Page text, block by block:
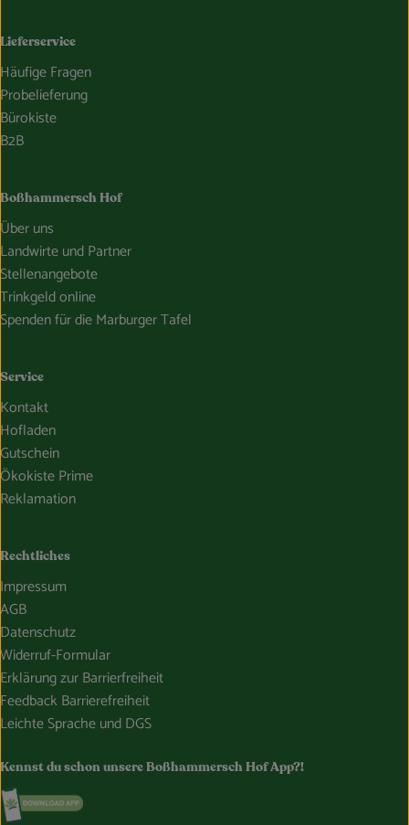
Lieferservice
Häufige Fragen
Probelieferung
Bürokiste
B2B
Boßhammersch Hof
Über uns
Landwirte und Partner
Stellenangebote
Trinkgeld online
Spenden für die Marburger Tafel
Service
Kontakt
Hofladen
Gutschein
Ökokiste Prime
Reklamation
Rechtliches
Impressum
AGB
Datenschutz
Widerruf-Formular
Erklärung zur Barrierfreiheit
Feedback Barrierefreiheit
Leichte Sprache und DGS
Kennst du schon unsere Boßhammersch Hof App?!
Externer Link zu https://www.bosshammersch-